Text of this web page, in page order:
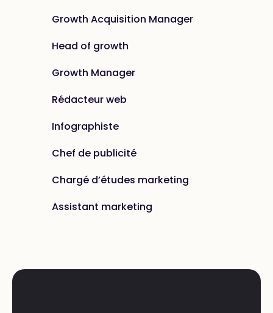
Growth Acquisition Manager
Head of growth
Growth Manager
Rédacteur web
Infographiste
Chef de publicité
Chargé d’études marketing
Assistant marketing